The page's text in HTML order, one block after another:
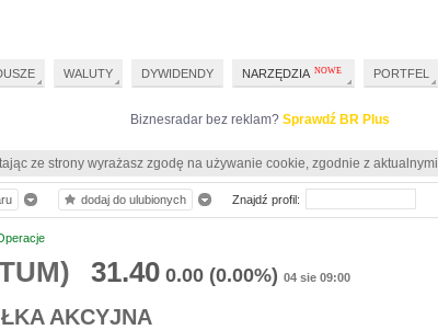
Biznesradar bez reklam? Sprawdź BR Plus
ze strony wyrażasz zgodę na używanie cookie, zgodnie z
31.40 0.00 (0.00%) 04 sie 09:00
AKCYJNA
dodaj do ulubionych Znajdź profil:
WALUTY DYWIDENDY NARZĘDZIA PORTFEL